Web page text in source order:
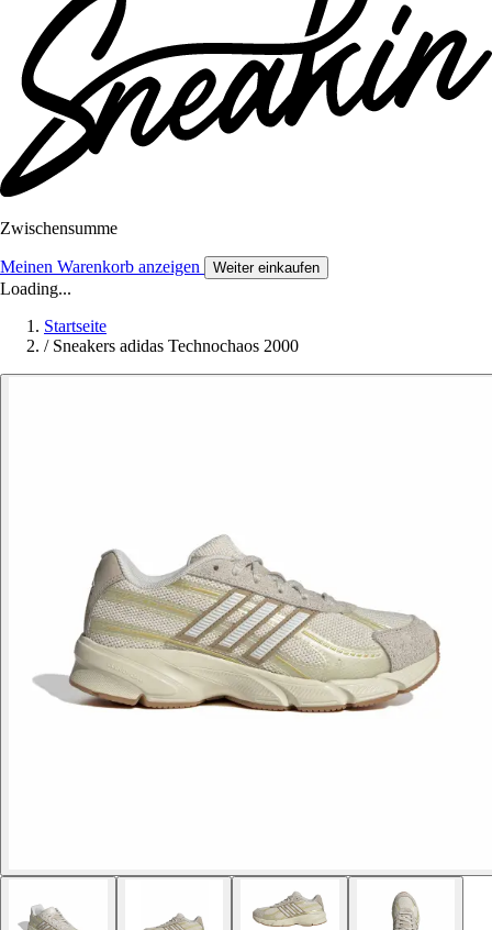
Zwischensumme
Meinen Warenkorb anzeigen Weiter einkaufen
Loading...
Startseite
/ Sneakers adidas Technochaos 2000